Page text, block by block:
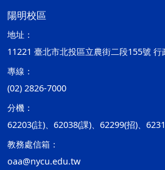
陽明校區
地址：
11221 臺北市北投區立農街二段155號 行
專線：
(02) 2826-7000
分機：
62203(註)、62038(課)、62299(招)、
教務處信箱：
oaa@nycu.edu.tw